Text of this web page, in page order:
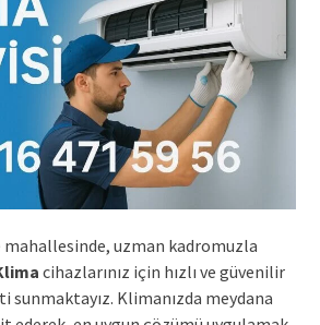
mahallesinde, uzman kadromuzla
cihazlarınız için hızlı ve güvenilir
sunmaktayız. Klimanızda meydana